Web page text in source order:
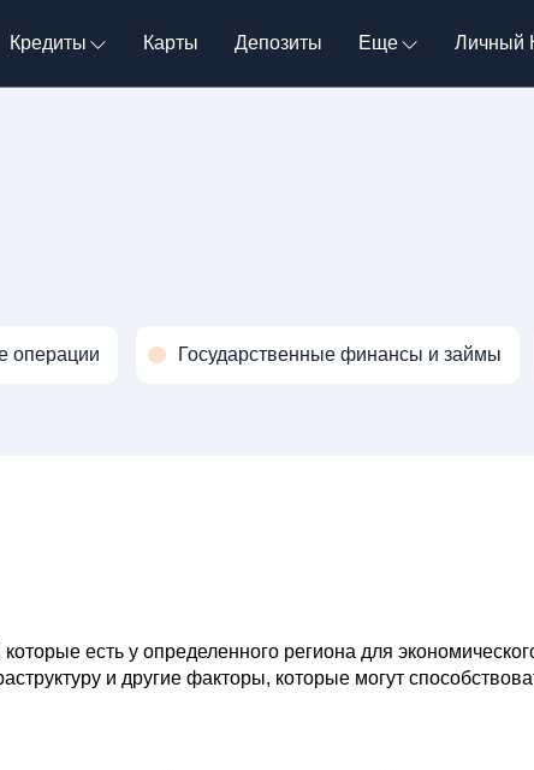
Кредиты Карты Депозиты Еще Личный
операции Государственные финансы и займы
есть у определенного региона для
и другие факторы, которые могут